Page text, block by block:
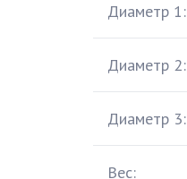
Диаметр 1:
Диаметр 2:
Диаметр 3:
Вес: